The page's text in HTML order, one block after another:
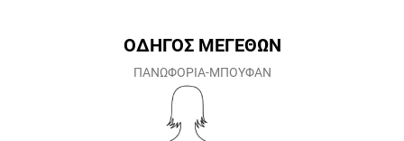
ΟΔΗΓΟΣ ΜΕΓΕΘΩΝ
ΠΑΝΩΦΟΡΙΑ-ΜΠΟΥΦΑΝ